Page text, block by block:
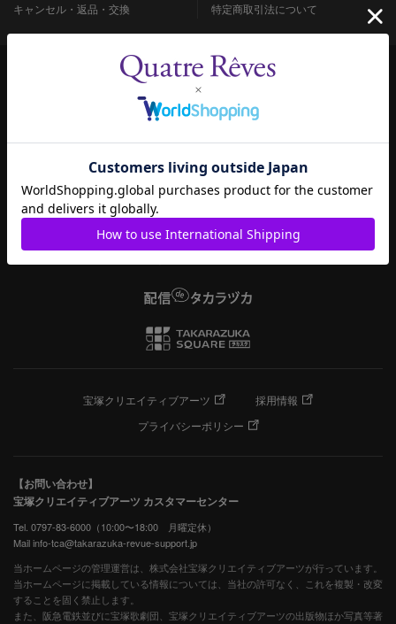
キャンセル・返品・交換
特定商取引法について
宝塚クリエイティブアーツ
採用情報
プライバシーポリシー
【お問い合わせ】
宝塚クリエイティブアーツ カスタマーセンター
Tel. 0797-83-6000（10:00〜18:00 月曜定休）
Mail info-tca@takarazuka-revue-support.jp
当ホームページの管理運営は、株式会社宝塚クリエイティブアーツが行っています。
当ホームページに掲載している情報については、当社の許可なく、これを複製・改変
することを固く禁止します。
また、阪急電鉄並びに宝塚歌劇団、宝塚クリエイティブアーツの出版物ほか写真等著